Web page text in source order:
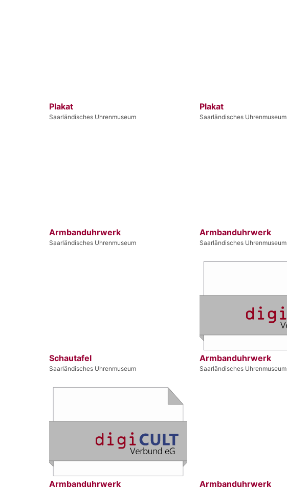
Plakat
Saarländisches Uhrenmuseum
Plakat
Saarländisches Uhrenmuseum
Armbanduhrwerk
Saarländisches Uhrenmuseum
Armbanduhrwerk
Saarländisches Uhrenmuseum
Schautafel
Saarländisches Uhrenmuseum
Armbanduhrwerk
Saarländisches Uhrenmuseum
Armbanduhrwerk Armbanduhrwerk